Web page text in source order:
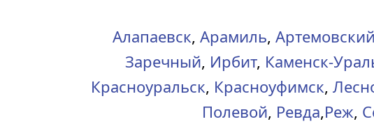
Алапаевск, Арамиль, Артемовский
Заречный, Ирбит, Каменск-
Красноуральск, Красноуфимск,
Полевой, Ревда,Реж,